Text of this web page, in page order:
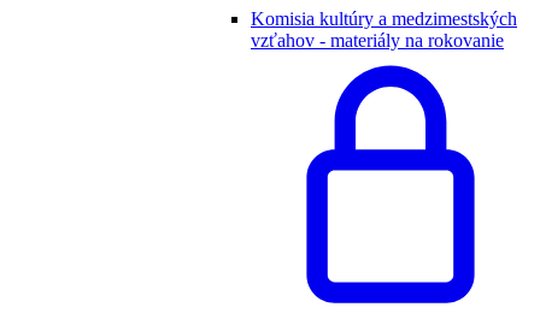
Komisia kultúry a medzimestských
vzťahov - materiály na rokovanie